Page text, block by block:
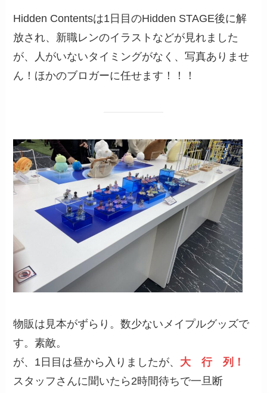
Hidden Contentsは1日目のHidden STAGE後に解
放され、新職レンのイラストなどが見れました
が、人がいないタイミングがなく、写真ありませ
ん！ほかのブロガーに任せます！！！
物販は見本がずらり。数少ないメイプルグッズで
す。素敵。
が、1日目は昼から入りましたが、 大 行 列！
スタッフさんに聞いたら2時間待ちで一旦断